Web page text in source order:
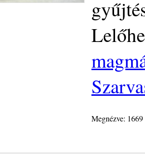
Megnézve: